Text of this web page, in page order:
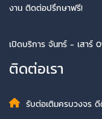
งาน ติดต่อปรึกษาฟรี!
เปิดบริการ จันทร์ - เสาร์
ติดต่อเรา
รับต่อเติมครบวงจร ดี